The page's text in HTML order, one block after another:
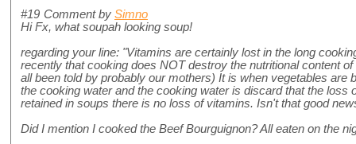
#19 Comment by Simno
Hi Fx, what soupah looking soup!
regarding your line: "Vitamins are certainly lost in the long
recently that cooking does NOT destroy the nutritional content
all been told by probably our mothers) It is when vegetables are
the cooking water and the cooking water is discard that the loss
retained in soups there is no loss of vitamins. Isn't that good
Did I mention I cooked the Beef Bourguignon? All eaten on the